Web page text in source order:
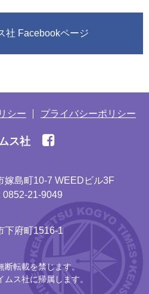
社 Facebookページ
シー プライバシーポリシー
ス社
嫁島町10-7 WEEDビル3F
0852-21-9049
下府町1516-1
断転載を禁じます。
ス社に帰属します。